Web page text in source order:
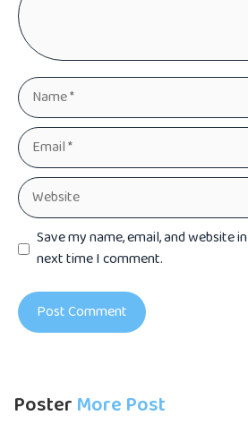
Name
Email
Website
Save my name, email, and website
next time I comment.
PosterMore Post